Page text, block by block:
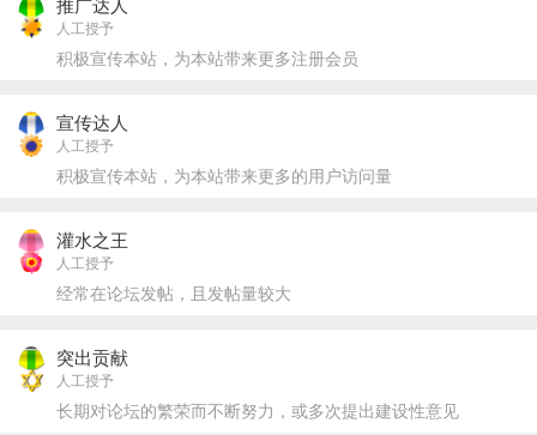
推广达人
人工授予
积极宣传本站，为本站带来更多注册会员
宣传达人
人工授予
积极宣传本站，为本站带来更多的用户访问量
灌水之王
人工授予
经常在论坛发帖，且发帖量较大
突出贡献
人工授予
长期对论坛的繁荣而不断努力，或多次提出建设性意见